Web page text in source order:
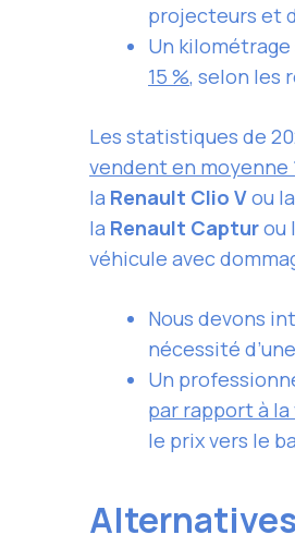
projecteurs et
Un
15 %, selon les
Les statistiques de
vendent en moyenne
la Renault Clio Vou la
la Renault Capturou
véhicule avec
Nous devons
nécessité d’une
Un
par rapport à
le prix vers le